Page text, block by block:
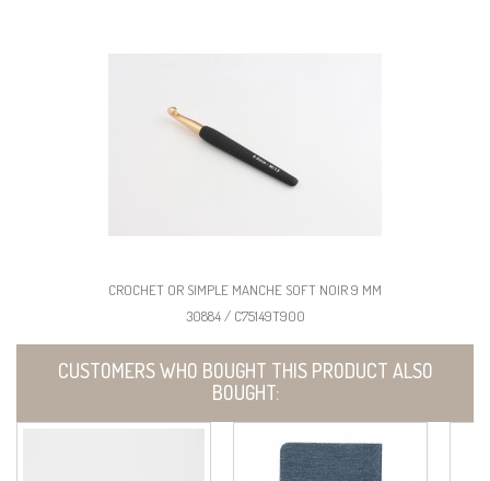
CROCHET OR SIMPLE MANCHE SOFT NOIR 9 MM
30884 / C75149T900
CUSTOMERS WHO BOUGHT THIS PRODUCT ALSO
BOUGHT: